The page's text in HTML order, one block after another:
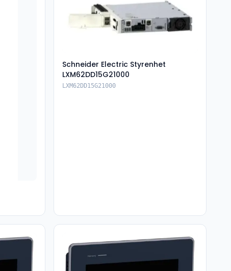
Schneider Electric Styrenhet
LXM62DD15G21000
LXM62DD15G21000